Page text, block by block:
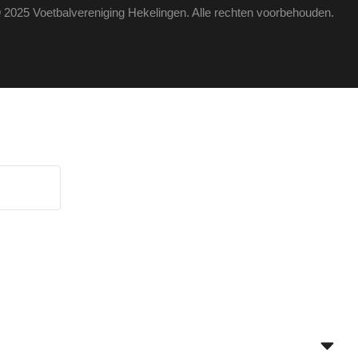
Voetbalvereniging Hekelingen. Alle rechten voorbehouden.